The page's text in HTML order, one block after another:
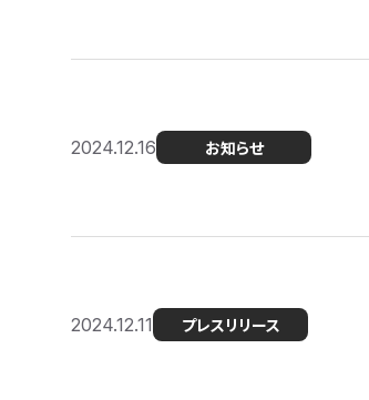
2024.12.16 お知らせ
2024.12.11 プレスリリース